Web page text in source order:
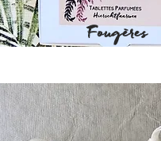
Fougères
Best off!